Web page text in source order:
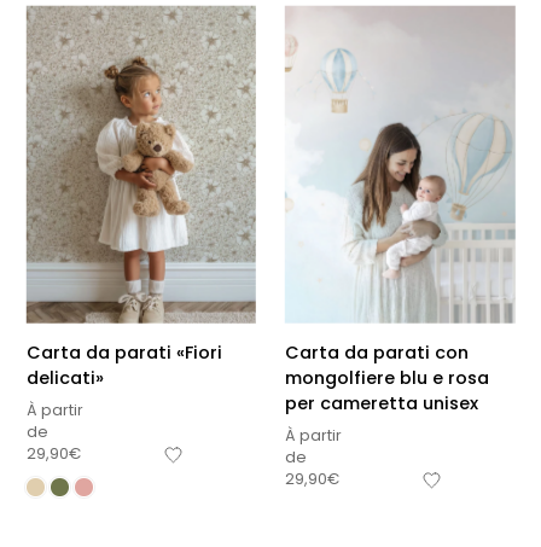
Sous-total
Carta da parati «Fiori
delicati»
À partir
de
29,90€
Carta da parati con
mongolfiere blu e rosa
per cameretta unisex
À partir
de
29,90€